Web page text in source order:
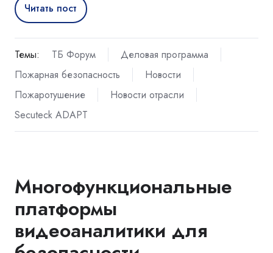
Читать пост
Темы: ТБ Форум
Деловая программа
Пожарная безопасность
Новости
Пожаротушение
Новости отрасли
Secuteck ADAPT
Многофункциональные
платформы
видеоаналитики для